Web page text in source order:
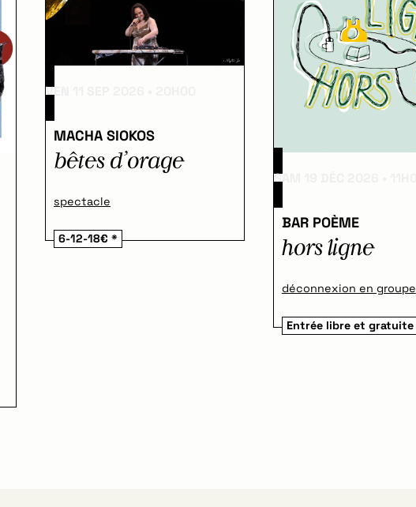
VEN 11 SEP 2026
MACHA SIOKOS
bêtes d’orage
spectacle
6-12-18€ *
SAM 19 DÉC 2026
BAR POÈME
hors ligne
déconnexion en groupe
Entrée libre et gratuite